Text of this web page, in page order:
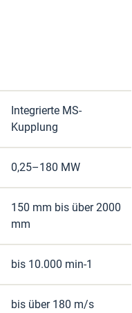
Integrierte MS-
Kupplung
0,25–180 MW
150 mm bis über 2000
mm
bis 10.000 min-1
bis über 180 m/s